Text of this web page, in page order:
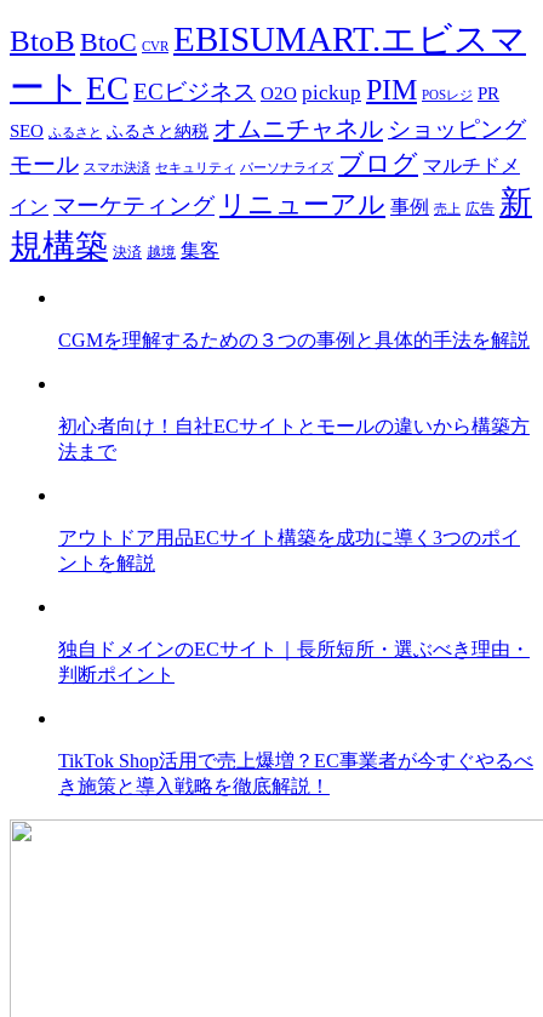
BtoB BtoC CVR EBISUMART.エビスマ
ート EC ECビジネス O2O pickup PIM POSレジ PR
SEO ふるさと ふるさと納税 オムニチャネル ショッピング
モール スマホ決済 セキュリティ パーソナライズ ブログ マルチドメ
イン マーケティング リニューアル 事例 売上 広告 新
規構築 決済 越境 集客
CGMを理解するための３つの事例と具体的手法を解説
初心者向け！自社ECサイトとモールの違いから構築方
法まで
アウトドア用品ECサイト構築を成功に導く3つのポイ
ントを解説
独自ドメインのECサイト｜長所短所・選ぶべき理由・
判断ポイント
TikTok Shop活用で売上爆増？EC事業者が今すぐやるべ
き施策と導入戦略を徹底解説！